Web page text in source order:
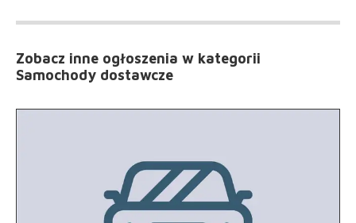
Zobacz inne ogłoszenia w kategorii
Samochody dostawcze